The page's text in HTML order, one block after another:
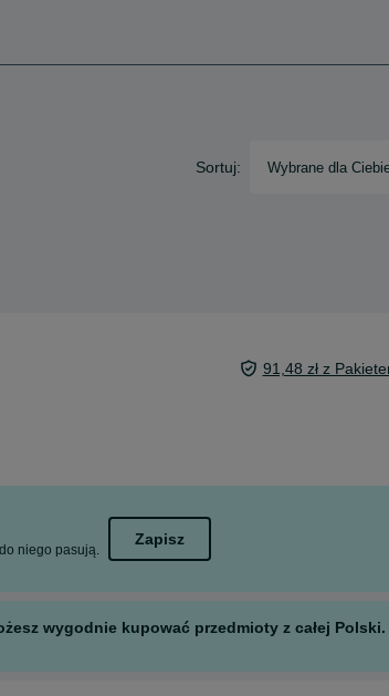
Sortuj: Wybrane dla
91,48 zł z
niego pasują.
Zapisz
wygodnie kupować przedmioty z całej